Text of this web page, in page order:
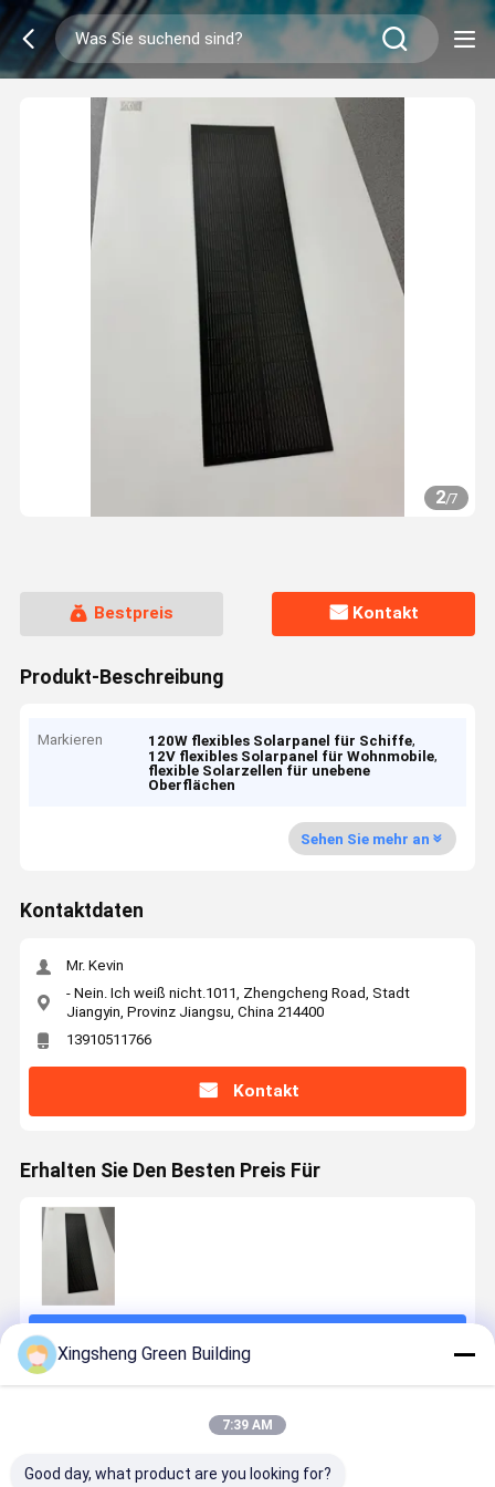
2/7
Bestpreis Kontakt
Produkt-Beschreibung
Markieren 120W flexibles Solarpanel für Schiffe,
12V flexibles Solarpanel für Wohnmobile,
flexible Solarzellen für unebene
Oberflächen
Sehen Sie mehr an
Kontaktdaten
Mr. Kevin
- Nein. Ich weiß nicht.1011, Zhengcheng Road, Stadt
Jiangyin, Provinz Jiangsu, China 214400
13910511766
Kontakt
Erhalten Sie Den Besten Preis Für
Empfohlene Produkte
Xingsheng Green Building
7:39 AM
Good day, what product are you looking for?